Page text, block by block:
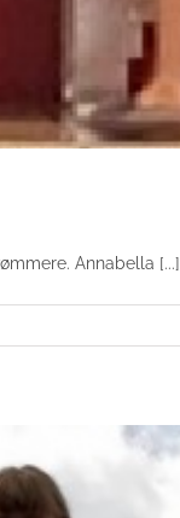
Annabella [...]